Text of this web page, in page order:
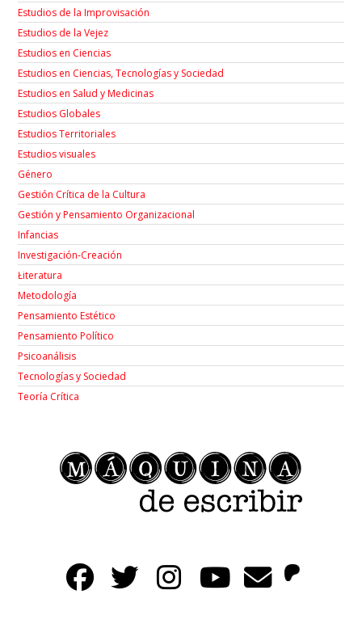
Estudios de la Improvisación
Estudios de la Vejez
Estudios en Ciencias
Estudios en Ciencias, Tecnologías y Sociedad
Estudios en Salud y Medicinas
Estudios Globales
Estudios Territoriales
Estudios visuales
Género
Gestión Crítica de la Cultura
Gestión y Pensamiento Organizacional
Infancias
Investigación-Creación
Łiteratura
Metodología
Pensamiento Estético
Pensamiento Político
Psicoanálisis
Tecnologías y Sociedad
Teoría Crítica